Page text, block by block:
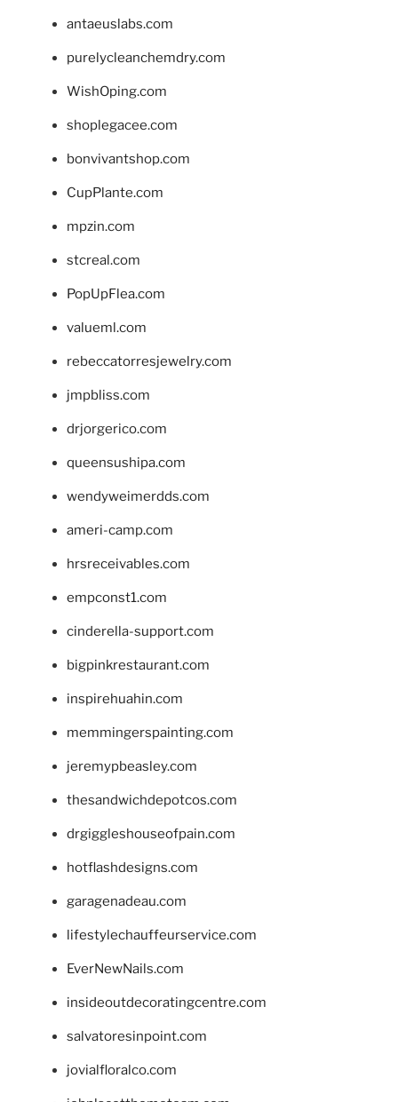
antaeuslabs.com
purelycleanchemdry.com
WishOping.com
shoplegacee.com
bonvivantshop.com
CupPlante.com
mpzin.com
stcreal.com
PopUpFlea.com
valueml.com
rebeccatorresjewelry.com
jmpbliss.com
drjorgerico.com
queensushipa.com
wendyweimerdds.com
ameri-camp.com
hrsreceivables.com
empconst1.com
cinderella-support.com
bigpinkrestaurant.com
inspirehuahin.com
memmingerspainting.com
jeremypbeasley.com
thesandwichdepotcos.com
drgiggleshouseofpain.com
hotflashdesigns.com
garagenadeau.com
lifestylechauffeurservice.com
EverNewNails.com
insideoutdecoratingcentre.com
salvatoresinpoint.com
jovialfloralco.com